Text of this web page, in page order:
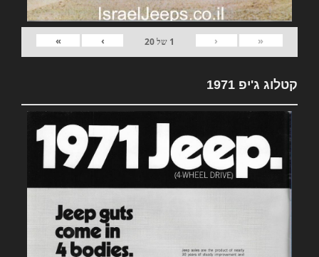
«
‹
1 של20
›
»
קטלוג ג'יפ 1971